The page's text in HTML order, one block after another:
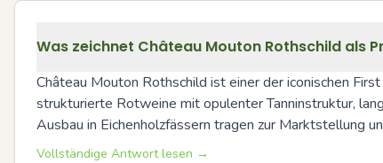
Was zeichnet Château Mouton Rothschild als
Château Mouton Rothschild ist einer der iconischen
strukturierte Rotweine mit opulenter Tanninstruktur,
Ausbau in Eichenholzfässern tragen zur Marktstellung
Vollständige Antwort lesen →